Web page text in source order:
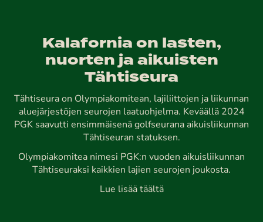
Kalafornia on lasten,
nuorten ja aikuisten
Tähtiseura
Tähtiseura on Olympiakomitean, lajiliittojen ja liikunnan
aluejärjestöjen seurojen laatuohjelma. Keväällä 2024
PGK saavutti ensimmäisenä golfseurana aikuisliikunnan
Tähtiseuran statuksen.
Olympiakomitea nimesi PGK:n vuoden aikuisliikunnan
Tähtiseuraksi kaikkien lajien seurojen joukosta.
Lue lisää täältä